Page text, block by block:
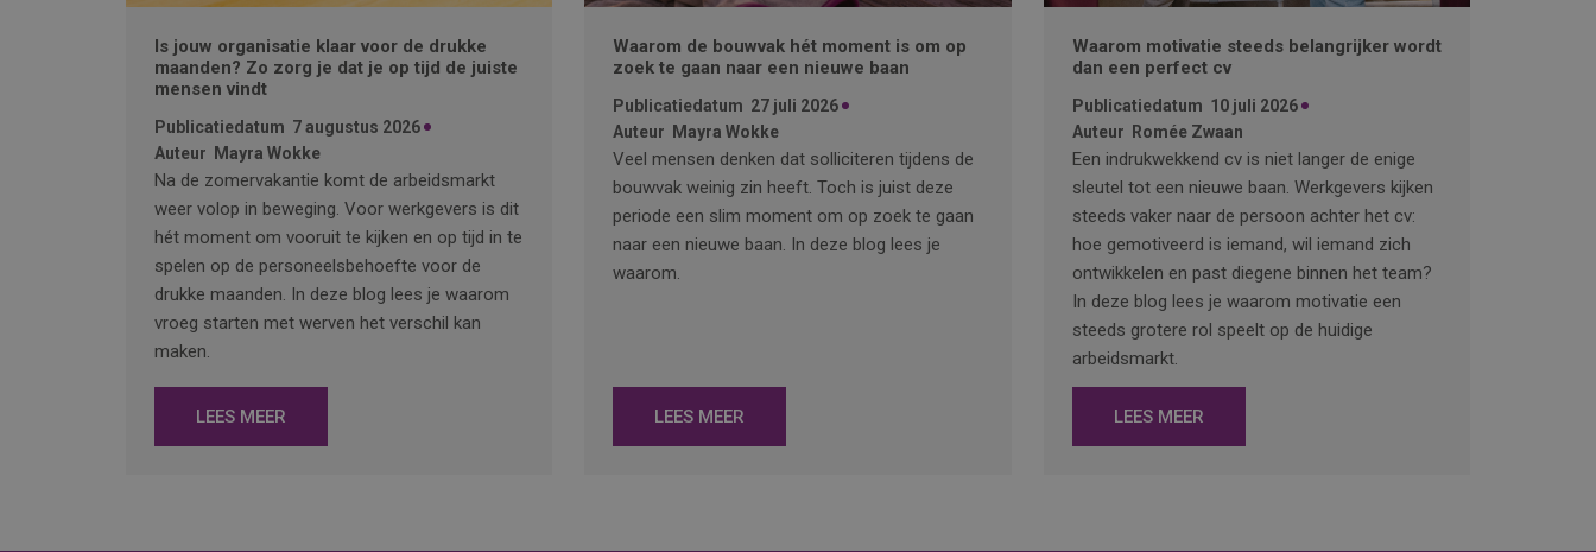
Is jouw organisatie klaar voor de drukke
maanden? Zo zorg je dat je op tijd de juiste
mensen vindt
Publicatiedatum 7 augustus 2026
Auteur Mayra Wokke
Na de zomervakantie komt de arbeidsmarkt
weer volop in beweging. Voor werkgevers is dit
hét moment om vooruit te kijken en op tijd in te
spelen op de personeelsbehoefte voor de
drukke maanden. In deze blog lees je waarom
vroeg starten met werven het verschil kan
maken.
LEES MEER
Waarom de bouwvak hét moment is om op
zoek te gaan naar een nieuwe baan
Publicatiedatum 27 juli 2026
Auteur Mayra Wokke
Veel mensen denken dat solliciteren tijdens de
bouwvak weinig zin heeft. Toch is juist deze
periode een slim moment om op zoek te gaan
naar een nieuwe baan. In deze blog lees je
waarom.
LEES MEER
Waarom motivatie steeds belangrijker wordt
dan een perfect cv
Publicatiedatum 10 juli 2026
Auteur Romée Zwaan
Een indrukwekkend cv is niet langer de enige
sleutel tot een nieuwe baan. Werkgevers kijken
steeds vaker naar de persoon achter het cv:
hoe gemotiveerd is iemand, wil iemand zich
ontwikkelen en past diegene binnen het team?
In deze blog lees je waarom motivatie een
steeds grotere rol speelt op de huidige
arbeidsmarkt.
LEES MEER